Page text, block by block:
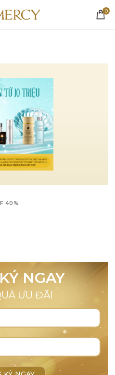
0
40%
NGAY
ƯU ĐÃI